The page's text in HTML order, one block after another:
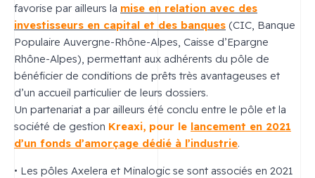
favorise par ailleurs la mise en relation avec des
investisseurs en capital et des banques (CIC, Banque
Populaire Auvergne-Rhône-Alpes, Caisse d’Epargne
Rhône-Alpes), permettant aux adhérents du pôle de
bénéficier de conditions de prêts très avantageuses et
d’un accueil particulier de leurs dossiers.
Un partenariat a par ailleurs été conclu entre le pôle et la
société de gestion Kreaxi, pour le lancement en 2021
d’un fonds d’amorçage dédié à l’industrie.
• Les pôles Axelera et Minalogic se sont associés en 2021